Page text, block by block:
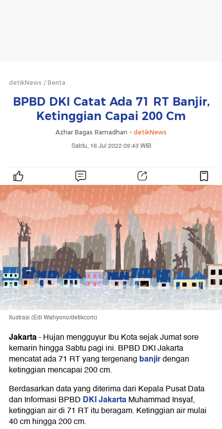
detikNews Berita
BPBD DKI Catat Ada 71 RT Banjir,
Ketinggian Capai 200 Cm
Azhar Bagas Ramadhan - detikNews
Sabtu, 16 Jul 2022 09:43 WIB
Ilustrasi (Edi Wahyono/detikcom)
Jakarta-Hujan mengguyur Ibu Kota sejak Jumat sore
kemarin hingga Sabtu pagi ini. BPBD DKI Jakarta
mencatat ada 71 RT yang tergenang banjirdengan
ketinggian mencapai 200 cm.
Berdasarkan data yang diterima dari Kepala Pusat Data
dan Informasi BPBD DKI JakartaMuhammad Insyaf,
ketinggian air di 71 RT itu beragam. Ketinggian air mulai
40 cm hingga 200 cm.